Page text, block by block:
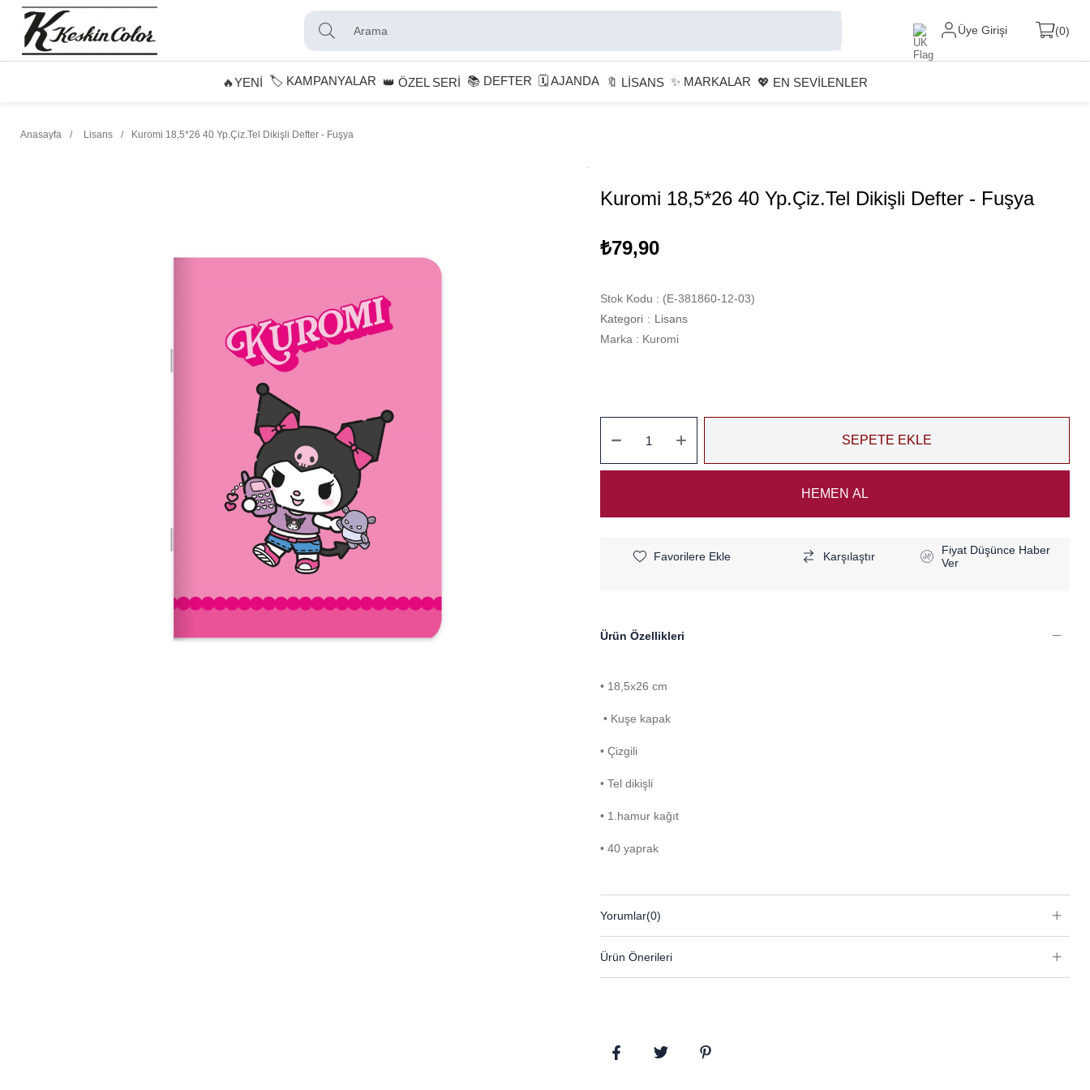
Üye Girişi 0
🔥YENİ 🏷️ KAMPANYALAR 👑 ÖZEL SERİ 📚 DEFTER 🗓 AJANDA 🔖 LİSANS ✨ MARKALAR 💖 EN SEVİLENLER
Anasayfa Lisans Kuromi 18,5*26 40 Yp.Çiz.Tel Dikişli Defter - Fuşya
Kuromi 18,5*26 40 Yp.Çiz.Tel Dikişli Defter - Fuşya
₺79,90
Stok Kodu
(E-381860-12-03)
Kategori : Lisans
Marka : Kuromi
Favorilere Ekle Karşılaştır
Fiyat Düşünce Haber
Ver
Ürün Özellikleri
• 18,5x26 cm
• Kuşe kapak
• Çizgili
• Tel dikişli
• 1.hamur kağıt
• 40 yaprak
Yorumlar(0)
Ürün Önerileri